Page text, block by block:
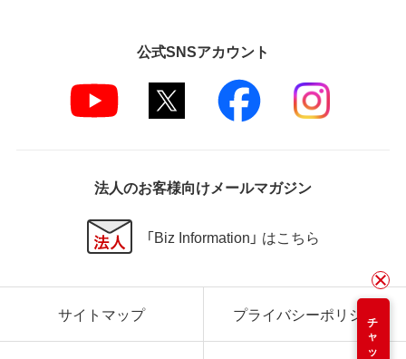
チャット
公式SNSアカウント
法人のお客様向けメールマガジン
「Biz Information」 はこちら
サイトマップ プライバシーポリシー